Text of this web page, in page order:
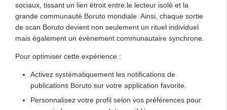
sociaux, tissant un lien étroit entre le lecteur isolé et la
grande communauté Boruto mondiale. Ainsi, chaque sortie
de scan Boruto devient non seulement un rituel individuel
mais également un évènement communautaire synchrone.
Pour optimiser cette expérience :
Activez systématiquement les notifications de
publications Boruto sur votre application favorite.
Personnalisez votre profil selon vos préférences pour